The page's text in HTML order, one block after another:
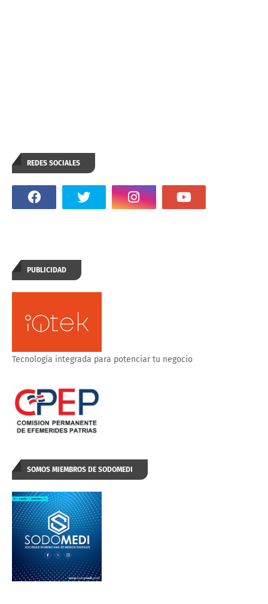
REDES SOCIALES
PUBLICIDAD
Tecnología integrada para potenciar tu negocio
SOMOS MIEMBROS DE SODOMEDI